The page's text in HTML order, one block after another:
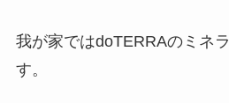
我が家ではdoTERRAのミネ
す。